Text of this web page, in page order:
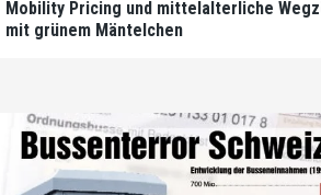
Mobility Pricing und mittelalterliche
mit grünem Mäntelchen